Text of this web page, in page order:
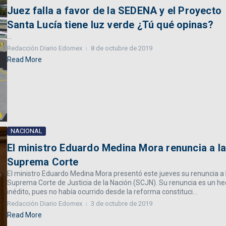
Juez falla a favor de la SEDENA y el Proyecto
Santa Lucía tiene luz verde ¿Tú qué opinas?
...
Redacción Diario Edomex 8 de octubre de 2019
Read More
NACIONAL
El ministro Eduardo Medina Mora renuncia a la
Suprema Corte
El ministro Eduardo Medina Mora presentó este jueves su renuncia a
Suprema Corte de Justicia de la Nación (SCJN). Su renuncia es un
inédito, pues no había ocurrido desde la reforma constituci...
Redacción Diario Edomex 3 de octubre de 2019
Read More